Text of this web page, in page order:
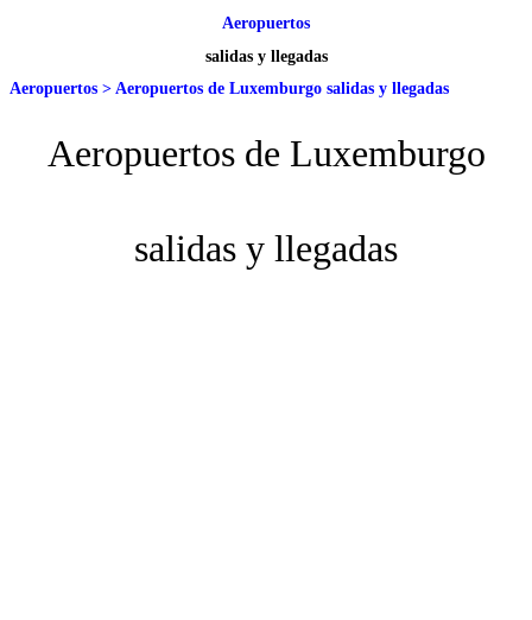
Aeropuertos
salidas y llegadas
Aeropuertos > Aeropuertos de Luxemburgo salidas y llegadas
Aeropuertos de Luxemburgo
salidas y llegadas